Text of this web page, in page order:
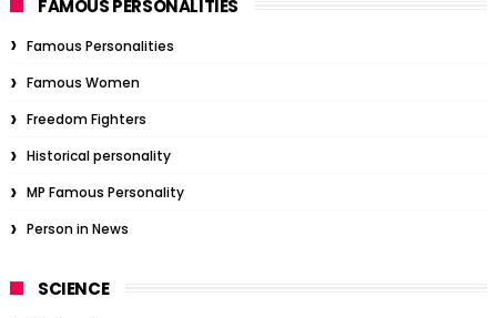
FAMOUS PERSONALITIES
Famous Personalities
Famous Women
Freedom Fighters
Historical personality
MP Famous Personality
Person in News
SCIENCE